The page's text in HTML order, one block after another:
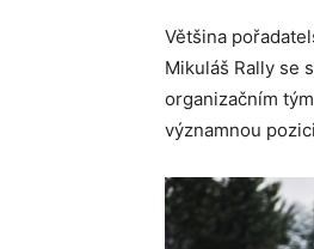
Většina
Mikuláš Rally se
organizačním
významnou